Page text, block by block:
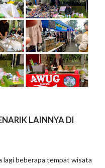
LAINNYA DI
lagi beberapa tempat wisata